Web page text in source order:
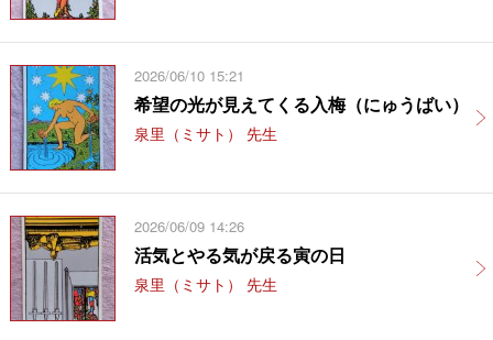
2026/06/10 15:21
希望の光が見えてくる入梅（にゅうばい）
泉里（ミサト） 先生
2026/06/09 14:26
活気とやる気が戻る寅の日
泉里（ミサト） 先生